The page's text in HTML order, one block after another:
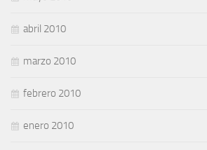
abril 2010
marzo 2010
febrero 2010
enero 2010